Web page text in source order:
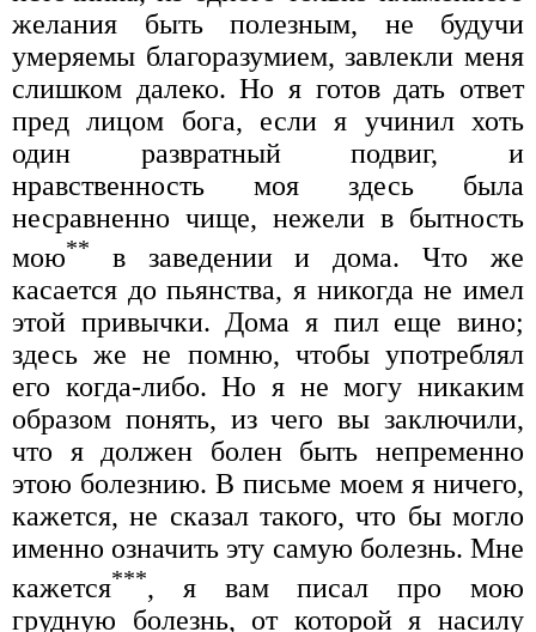
желания быть полезным, не будучи
умеряемы благоразумием, завлекли меня
слишком далеко. Но я готов дать ответ
пред лицом бога, если я учинил хоть
один развратный подвиг, и
нравственность моя здесь была
несравненно чище, нежели в бытность
мою**
в заведении и дома. Что же
касается до пьянства, я никогда не имел
этой привычки. Дома я пил еще вино;
здесь же не помню, чтобы употреблял
его когда-либо. Но я не могу никаким
образом понять, из чего вы заключили,
что я должен болен быть непременно
этою болезнию. В письме моем я ничего,
кажется, не сказал такого, что бы могло
именно означить эту самую болезнь. Мне
кажется***, я вам писал про мою
грудную болезнь, от которой я насилу